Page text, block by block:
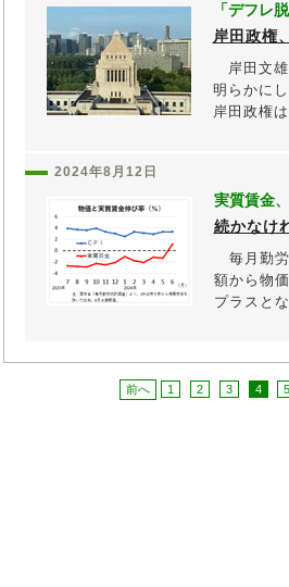
「デフレ
岸田政権
岸田文雄
明らかに
岸田政権
2024年8月12日
実質賃金
続かなけ
毎月勤労
額から物
プラスと
前へ 1 2 3 4 5